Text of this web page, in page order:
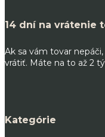
14 dní na vrátenie
Ak sa vám tovar
vrátiť. Máte na to až 2
Kategórie